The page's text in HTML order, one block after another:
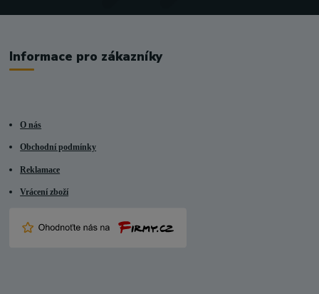
Informace pro zákazníky
O nás
Obchodní podmínky
Reklamace
Vrácení zboží